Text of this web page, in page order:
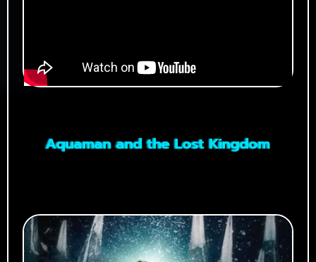
Aquaman and the Lost Kingdom